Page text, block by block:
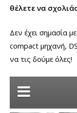
θέλετε να
Δεν έχει σημασία
compact μηχανή,
να τις δούμε όλες!